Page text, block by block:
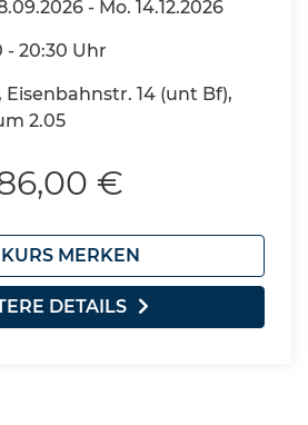
- Mo. 14.12.2026
- 20:30 Uhr
Eisenbahnstr. 14 (unt Bf),
2.05
€
MERKEN
DETAILS